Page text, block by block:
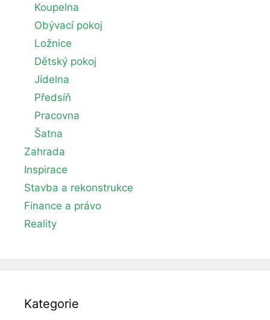
Koupelna
Obývací pokoj
Ložnice
Dětský pokoj
Jídelna
Předsíň
Pracovna
Šatna
Zahrada
Inspirace
Stavba a rekonstrukce
Finance a právo
Reality
Kategorie